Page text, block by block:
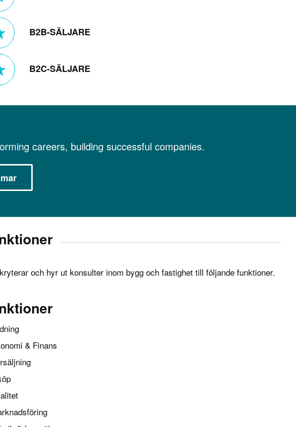
B2B-SÄLJARE
B2C-SÄLJARE
careers, building successful companies.
och hyr ut konsulter inom bygg och fastighet till följande funktioner.
& Finans